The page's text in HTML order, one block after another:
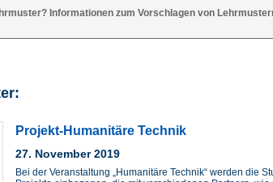
Informationen zum Vorschlagen von
Projekt-Humanitäre Technik
27. November 2019
Bei der Veranstaltung „Humanitäre Technik“ werden die